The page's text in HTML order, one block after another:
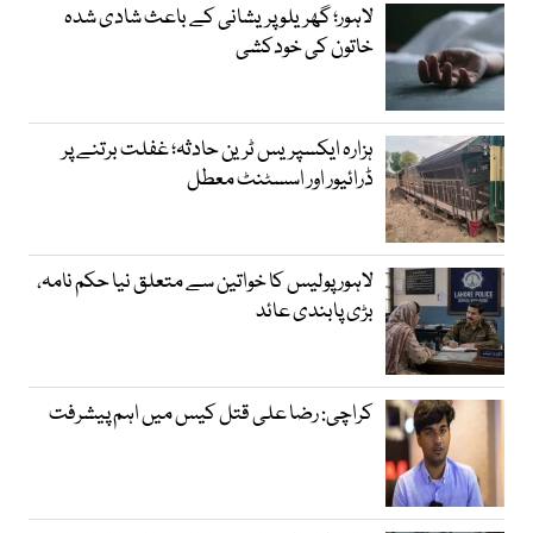
لاہور؛ گھریلو پریشانی کے باعث شادی شدہ
خاتون کی خودکشی
ہزارہ ایکسپریس ٹرین حادثہ؛ غفلت برتنے پر
ڈرائیور اور اسسٹنٹ معطل
لاہور پولیس کا خواتین سے متعلق نیا حکم نامہ،
بڑی پابندی عائد
کراچی: رضا علی قتل کیس میں اہم پیشرفت